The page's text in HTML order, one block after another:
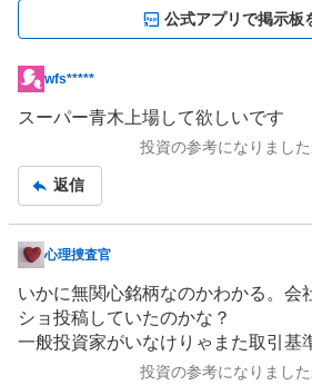
公式アプリで掲示板
掲
示
記
事
wfs*****
スーパー青木上場して欲しいです
投資の参考になりました
返信
掲
示
板
記
心理捜査官
いかに無関心銘柄なのかわかる。会
ショ投稿していたのかな？
一般投資家がいなけりゃまた取引基
投資の参考になりました